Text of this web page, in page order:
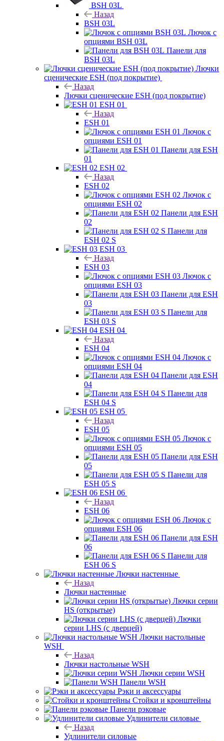
BSH 03L
Назад
BSH 03L
Лючок с
опциями BSH 03L
Панели для
BSH 03L
Лючки
сценические ESH (под покрытие)
Назад
Лючки сценические ESH (под покрытие)
ESH 01
Назад
ESH 01
Лючок с
опциями ESH 01
Панели для ESH
01
ESH 02
Назад
ESH 02
Лючок с
опциями ESH 02
Панели для ESH
02
Панели для
ESH 02 S
ESH 03
Назад
ESH 03
Лючок с
опциями ESH 03
Панели для ESH
03
Панели для
ESH 03 S
ESH 04
Назад
ESH 04
Лючок с
опциями ESH 04
Панели для ESH
04
Панели для
ESH 04 S
ESH 05
Назад
ESH 05
Лючок с
опциями ESH 05
Панели для ESH
05
Панели для
ESH 05 S
ESH 06
Назад
ESH 06
Лючок с
опциями ESH 06
Панели для ESH
06
Панели для
ESH 06 S
Лючки настенные
Назад
Лючки настенные
Лючки серии
HS (открытые)
Лючки
серии LHS (с дверцей)
Лючки настольные
WSH
Назад
Лючки настольные WSH
Лючки серии WSH
Панели WSH
Рэки и аксессуары
Стойки и кронштейны
Панели рэковые
Удлинители силовые
Назад
Удлинители силовые